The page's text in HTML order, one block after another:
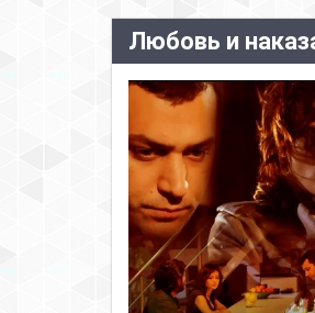
Любовь и